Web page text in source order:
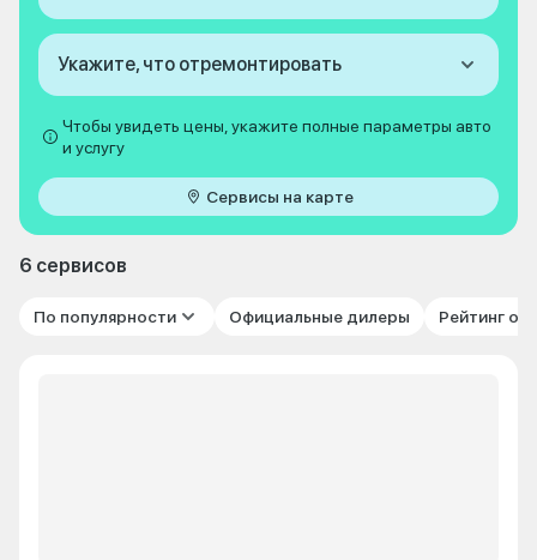
Укажите, что отремонтировать
Чтобы увидеть цены, укажите полные параметры авто
и услугу
Сервисы на карте
6 сервисов
По популярности Официальные дилеры Рейтинг